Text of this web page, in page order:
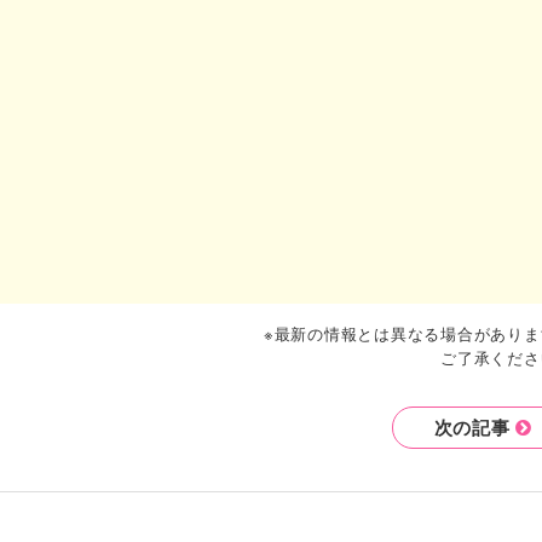
※最新の情報とは異なる場合がありま
ご了承くださ
次の記事